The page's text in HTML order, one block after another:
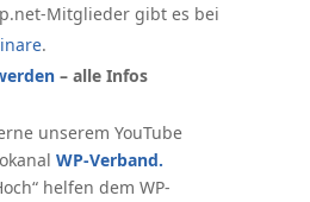
Mitglieder gibt es bei
.
– alle Infos
unserem YouTube
WP-Verband.
helfen dem WP-